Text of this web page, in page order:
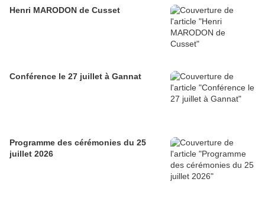
Henri MARODON de Cusset
Conférence le 27 juillet à Gannat
Programme des cérémonies du 25
juillet 2026